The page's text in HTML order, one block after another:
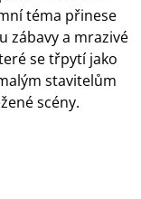
téma přinese
zábavy a mrazivé
se třpytí jako
stavitelům
scény.